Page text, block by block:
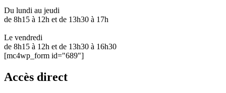
Du lundi au jeudi
de 8h15 à 12h et de 13h30 à 17h
Le vendredi
de 8h15 à 12h et de 13h30 à 16h30
[mc4wp_form id="689"]
Accès direct